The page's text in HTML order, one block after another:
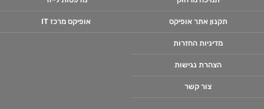
תקנון אתר אופיקס
מדיניות החזרות
הצהרת נגישות
צור קשר
אופיקס מרכז IT